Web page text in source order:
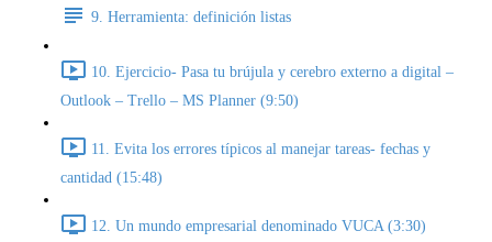
9. Herramienta: definición listas
10. Ejercicio- Pasa tu brújula y cerebro externo a digital –
Outlook – Trello – MS Planner (9:50)
11. Evita los errores típicos al manejar tareas- fechas y
cantidad (15:48)
12. Un mundo empresarial denominado VUCA (3:30)